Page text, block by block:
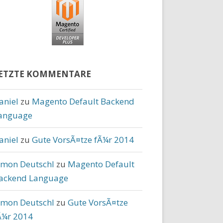
KOMMENTARE
zu Magento Default Backend
zu Gute VorsÃ¤tze fÃ¼r 2014
Deutschl zu Magento Default
Language
Deutschl zu Gute VorsÃ¤tze
2014